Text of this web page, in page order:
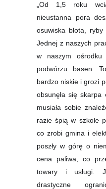
„Od 1,5 roku
nieustanna pora
osuwiska błota,
Jednej z naszych
w naszym
podwórzu basen.
bardzo niskie i grozi
obsunęła się skarpa
musiała sobie
razie śpią w szkole
co zrobi gmina i
poszły w górę o
cena paliwa, co
towary i usługi.
drastyczne